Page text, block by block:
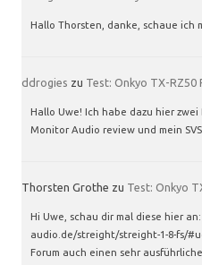
Hallo Thorsten, danke, schaue ich
ddrogies zu Test: Onkyo TX-RZ50
Hallo Uwe! Ich habe dazu hier
Monitor Audio review und mein
Thorsten Grothe zu Test: Onkyo
Hi Uwe, schau dir mal diese hier
audio.de/streight/streight-1-8-fs/
Forum auch einen sehr